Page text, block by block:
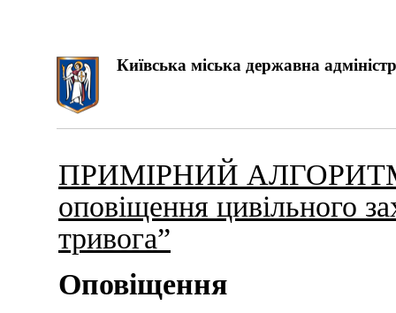
Київська міська державна
ПРИМІРНИЙ АЛГОРИТМ
оповіщення цивільного
тривога”
Оповіщення